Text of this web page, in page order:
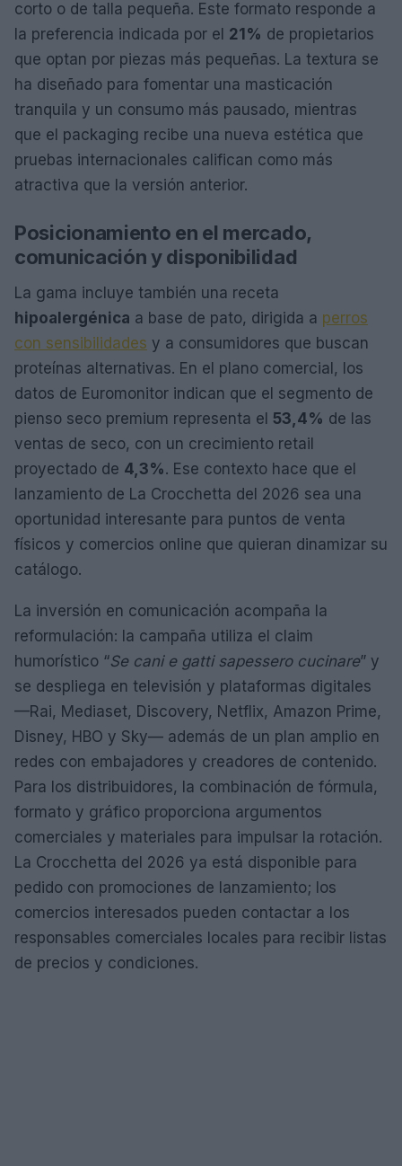
corto o de talla pequeña. Este formato responde a
la preferencia indicada por el 21% de propietarios
que optan por piezas más pequeñas. La textura se
ha diseñado para fomentar una masticación
tranquila y un consumo más pausado, mientras
que el packaging recibe una nueva estética que
pruebas internacionales califican como más
atractiva que la versión anterior.
Posicionamiento en el mercado,
comunicación y disponibilidad
La gama incluye también una receta
hipoalergénica a base de pato, dirigida a perros
con sensibilidades y a consumidores que buscan
proteínas alternativas. En el plano comercial, los
datos de Euromonitor indican que el segmento de
pienso seco premium representa el 53,4% de las
ventas de seco, con un crecimiento retail
proyectado de 4,3%. Ese contexto hace que el
lanzamiento de La Crocchetta del 2026 sea una
oportunidad interesante para puntos de venta
físicos y comercios online que quieran dinamizar su
catálogo.
La inversión en comunicación acompaña la
reformulación: la campaña utiliza el claim
humorístico “Se cani e gatti sapessero cucinare” y
se despliega en televisión y plataformas digitales
—Rai, Mediaset, Discovery, Netflix, Amazon Prime,
Disney, HBO y Sky— además de un plan amplio en
redes con embajadores y creadores de contenido.
Para los distribuidores, la combinación de fórmula,
formato y gráfico proporciona argumentos
comerciales y materiales para impulsar la rotación.
La Crocchetta del 2026 ya está disponible para
pedido con promociones de lanzamiento; los
comercios interesados pueden contactar a los
responsables comerciales locales para recibir listas
de precios y condiciones.